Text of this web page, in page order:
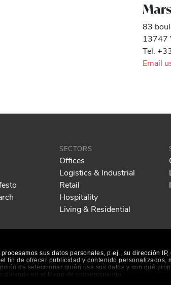
procesamos sus datos personales, p.ej., su dirección
fin de ofrecer publicidad y contenido
de seleccionar quién usa sus datos y con qué
en el Menú de consentimiento.
83
13747
Tel.
Email
SECTORS
Offices
Logistics & Industrial
Retail
Hospitality
Living & Residential